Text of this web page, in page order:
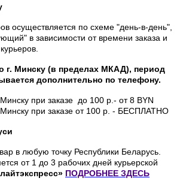
осуществляется по схеме "день-в-день",
в зависимости от времени заказа и
г. Минску (в пределах МКАД), период
дополнительно по телефону.
при заказе до 100 р.- от 8 BYN
Минску при заказе от 100 р. - БЕСПЛАТНО
в любую точку Республики Беларусь.
от 1 до 3 рабочих дней курьерской
ПОДРОБНЕЕ ЗДЕСЬ